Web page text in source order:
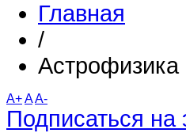
Главная
/
Астрофизика
A+AA-
Подписаться на